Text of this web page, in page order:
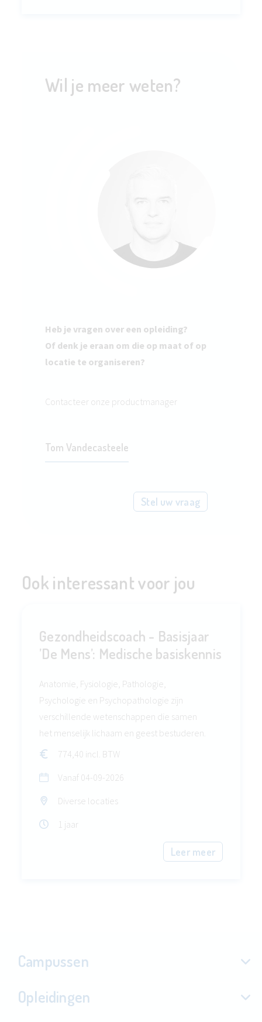
Wil je meer weten?
Heb je vragen over een opleiding?
Of denk je eraan om die op maat of op
locatie te organiseren?
Contacteer onze productmanager
Tom Vandecasteele
Stel uw vraag
Ook interessant voor jou
Gezondheidscoach - Basisjaar
’De Mens’: Medische basiskennis
Anatomie, Fysiologie, Pathologie,
Psychologie en Psychopathologie zijn
verschillende wetenschappen die samen
het menselijk lichaam en geest bestuderen.
774,40 incl. BTW
Vanaf 04-09-2026
Diverse locaties
1 jaar
Leer meer
Campussen
Opleidingen